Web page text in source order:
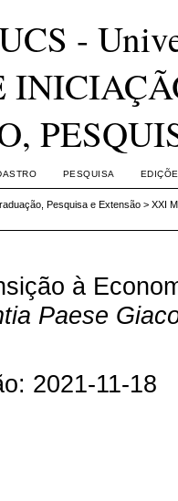
-
PESQUISA
Pesquisa e Extensão> XXI
à
Paese
2021-11-18